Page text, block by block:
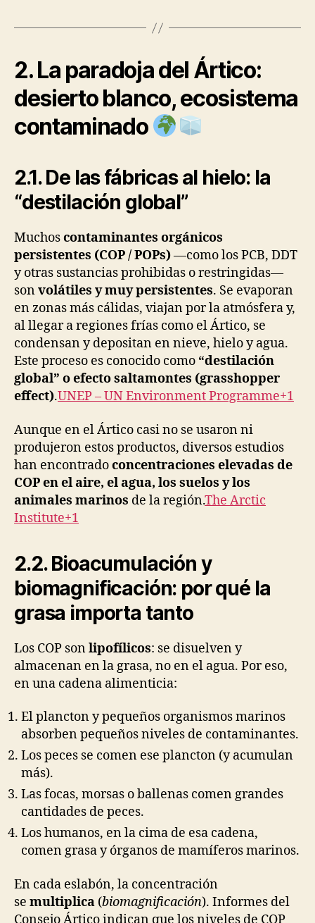
2. La paradoja del Ártico:
desierto blanco, ecosistema
contaminado
2.1. De las fábricas al hielo: la
“destilación global”
Muchoscontaminantes orgánicos
persistentes (COP / POPs)—como los PCB, DDT
y otras sustancias prohibidas o restringidas—
sonvolátiles y muy persistentes. Se evaporan
en zonas más cálidas, viajan por la atmósfera y,
al llegar a regiones frías como el Ártico, se
condensan y depositan en nieve, hielo y agua.
Este proceso es conocido como “destilación
global” o efecto saltamontes (grasshopper
effect).UNEP – UN Environment Programme+1
Aunque en el Ártico casi no se usaron ni
produjeron estos productos, diversos estudios
han encontradoconcentraciones elevadas de
COP en el aire, el agua, los suelos y los
animales marinos de la región.The Arctic
Institute+1
2.2. Bioacumulación y
biomagnificación: por qué la
grasa importa tanto
Los COP sonlipofílicos: se disuelven y
almacenan en la grasa, no en el agua. Por eso,
en una cadena alimenticia:
El plancton y pequeños organismos marinos
absorben pequeños niveles de contaminantes.
Los peces se comen ese plancton (y acumulan
más).
Las focas, morsas o ballenas comen grandes
cantidades de peces.
Los humanos, en la cima de esa cadena,
comen grasa y órganos de mamíferos marinos.
En cada eslabón, la concentración
se multiplica (biomagnificación). Informes del
Consejo Ártico indican que los niveles de COP